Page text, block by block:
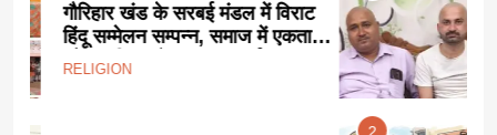
एनएच-34 ‘खूनी हाईवे’ को लेकर
बुंदेलखंड नव निर्माण सेना का अनोखा